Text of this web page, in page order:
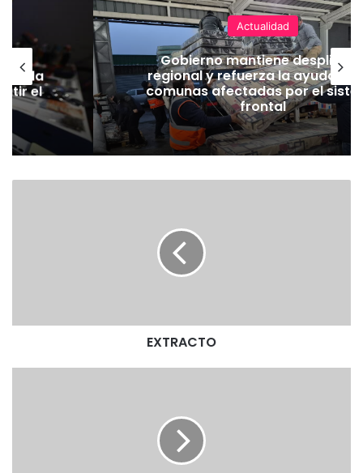
la
el
Actualidad
Gobierno mantiene
regional y refuerza la ayuda en
comunas afectadas por el
frontal
EXTRACTO